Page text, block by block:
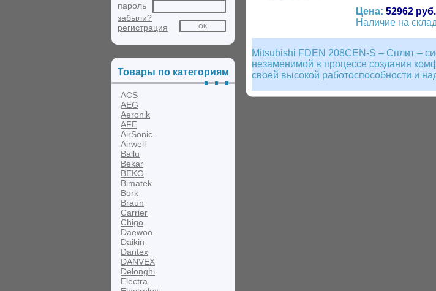
пароль
забыли?
регистрация
Товары по категориям
ACS
AEG
Aeronik
AFE
AirSonic
Airwell
Ballu
Bekar
BEKO
Bimatek
Bork
Braun
Carrier
Chigo
Daewoo
Daikin
Dantex
DANVEX
Delonghi
Electra
Цена: 52962 руб.
Наличие на
Mitsubishi FDEN 208CEN-S – Сплит –
незаменимой в процессе создания
своей высокой работоспособности и